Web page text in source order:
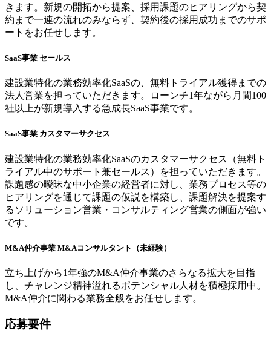
きます。新規の開拓から提案、採用課題のヒアリングから契
約まで一連の流れのみならず、契約後の採用成功までのサポ
ートをお任せします。
SaaS事業 セールス
建設業特化の業務効率化SaaSの、無料トライアル獲得までの
法人営業を担っていただきます。ローンチ1年ながら月間100
社以上が新規導入する急成長SaaS事業です。
SaaS事業 カスタマーサクセス
建設業特化の業務効率化SaaSのカスタマーサクセス（無料ト
ライアル中のサポート兼セールス）を担っていただきます。
課題感の曖昧な中小企業の経営者に対し、業務プロセス等の
ヒアリングを通じて課題の仮説を構築し、課題解決を提案す
るソリューション営業・コンサルティング営業の側面が強い
です。
M&A仲介事業 M&Aコンサルタント（未経験）
立ち上げから1年強のM&A仲介事業のさらなる拡大を目指
し、チャレンジ精神溢れるポテンシャル人材を積極採用中。
M&A仲介に関わる業務全般をお任せします。
応募要件